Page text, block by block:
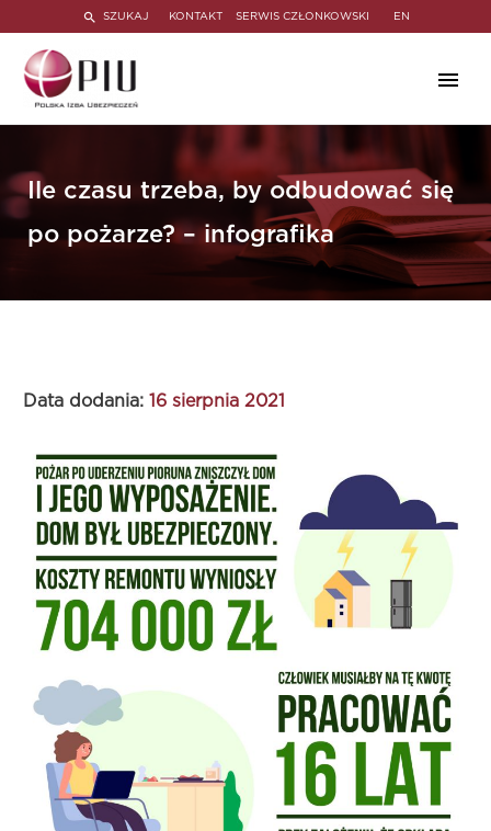
SZUKAJ KONTAKT SERWIS CZŁONKOWSKI EN
Ile czasu trzeba, by odbudować się
po pożarze? – infografika
Data dodania: 16 sierpnia 2021